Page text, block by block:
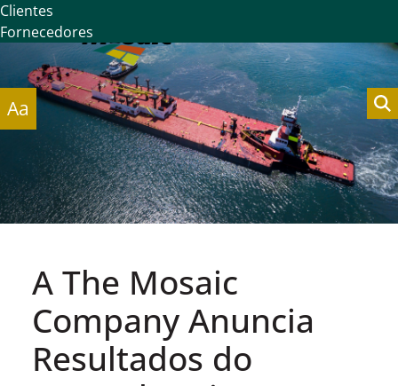
Clientes
Fornecedores
Aa
A The Mosaic
Company Anuncia
Resultados do